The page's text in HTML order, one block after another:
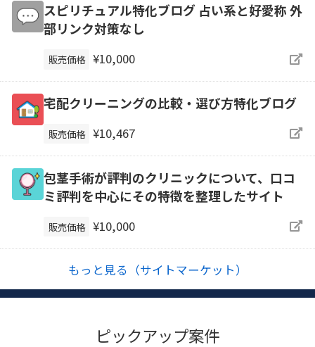
スピリチュアル特化ブログ 占い系と好愛称 外
部リンク対策なし
販売価格 ¥10,000
宅配クリーニングの比較・選び方特化ブログ
販売価格 ¥10,467
包茎手術が評判のクリニックについて、口コ
ミ評判を中心にその特徴を整理したサイト
販売価格 ¥10,000
もっと見る（サイトマーケット）
ピックアップ案件